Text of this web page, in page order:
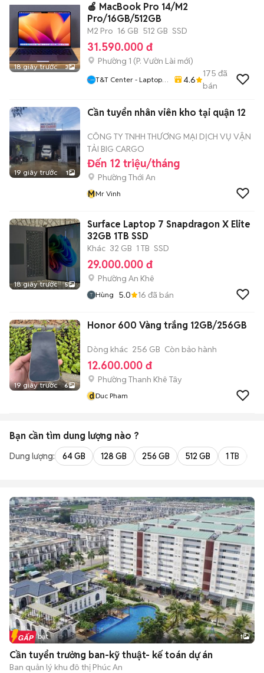
18 giây trước 3
🍎 MacBook Pro 14/M2
Pro/16GB/512GB
M2 Pro 16 GB 512 GB SSD
31.590.000 đ
Phường 1 (P. Vườn Lài mới)
T&T Center - Laptop,
4.6
175 đã
bán
19 giây trước 1
Cần tuyển nhân viên kho tại quận 12
CÔNG TY TNHH THƯƠNG MẠI DỊCH VỤ VẬN
TẢI BIG CARGO
Đến 12 triệu/tháng
Phường Thới An
MMr Vinh
18 giây trước 5
Surface Laptop 7 Snapdragon X Elite
32GB 1TB SSD
Khác 32 GB 1 TB SSD
29.000.000 đ
Phường An Khê
Hùng 5.0 16 đã bán
19 giây trước 6
Honor 600 Vàng trắng 12GB/256GB
Dòng khác 256 GB Còn bảo hành
12.600.000 đ
Phường Thanh Khê Tây
dDuc Pham
Bạn cần tìm dung lượng nào ?
Dung lượng: 64 GB 128 GB 256 GB 512 GB 1 TB
Tin nổi bật 1
Cần tuyển trưởng ban-kỹ thuật- kế toán dự án
Ban quản lý khu đô thị Phúc An